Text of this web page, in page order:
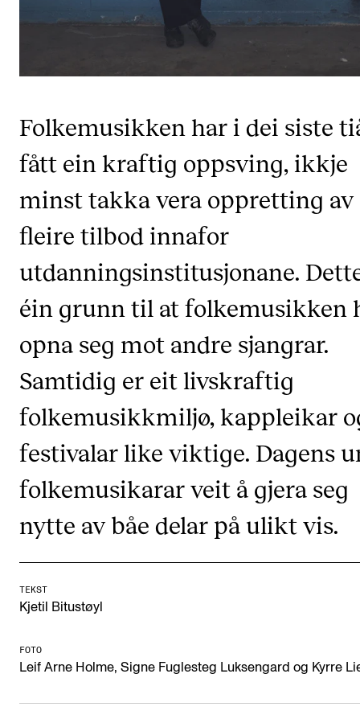
Utveksling
Nettverk
IN.TUNE
Arrangementer og konserter
Nyheter og historier
Ledige stillinger
Om Norges musikkhøgskole
Kontakt oss
Finn ansatte
Folkemusikken har i dei siste
fått ein kraftig oppsving, ikkje
minst takka vera oppretting av
fleire tilbod innafor
utdanningsinstitusjonane.
éin grunn til at folkemusikken
opna seg mot andre sjangrar.
Samtidig er eit livskraftig
folkemusikkmiljø, kappleikar
festivalar like viktige. Dagens
folkemusikarar veit å gjera seg
nytte av båe delar på ulikt vis.
TEKST
Kjetil Bitustøyl
FOTO
Leif Arne Holme, Signe Fuglesteg Luksengard og Kyrre